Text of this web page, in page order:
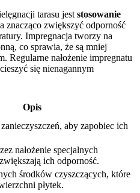
tarasu jest stosowanie
znacząco zwiększyć odporność
Impregnacja tworzy na
co sprawia, że są mniej
Regularne nałożenie impregnatu
się nienagannym
Opis
aby zapobiec ich
nałożenie specjalnych
ich odporność.
środków czyszczących, które
płytek.